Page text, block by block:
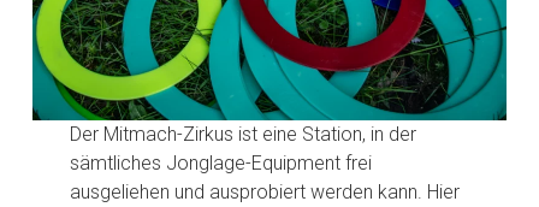
Der Mitmach-Zirkus ist eine Station, in der
sämtliches Jonglage-Equipment frei
ausgeliehen und ausprobiert werden kann. Hier